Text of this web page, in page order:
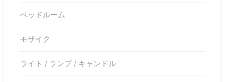
ベッドルーム
モザイク
ライト / ランプ / キャンドル